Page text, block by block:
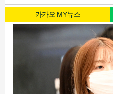
카카오 MY뉴스